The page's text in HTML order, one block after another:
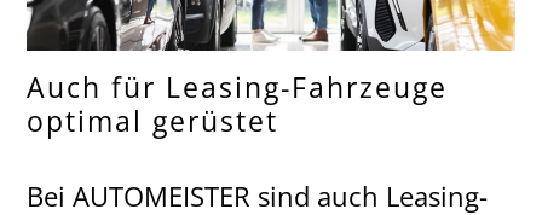
Auch für Leasing-Fahrzeuge
optimal gerüstet
Bei AUTOMEISTER sind auch Leasing-